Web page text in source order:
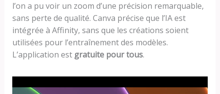
l’on a pu voir un zoom d’une précision remarquable,
sans perte de qualité. Canva précise que l’IA est
intégrée à Affinity, sans que les créations soient
utilisées pour l’entraînement des modèles.
L’application est gratuite pour tous.